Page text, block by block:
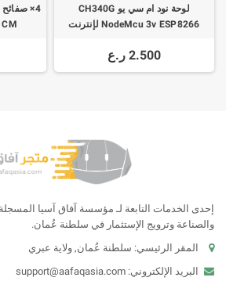
لوحة نود ام سي يو CH340G
NodeMcu 3v ESP8266 لإنترنت
2.500 ر.ع
إحدى الخدمات التابعة لـ مؤسسة آفاق آسيا
والصناعة وترويج الإستثمار في سلطنة عُمان.
المقر الرئيسي: سلطنة عُمان, ولاية عبري
البريد الإلكتروني: support@aafaqasia.com